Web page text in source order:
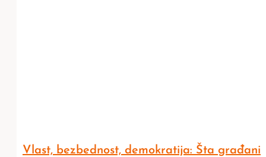
Vlast, bezbednost, demokratija: Šta građani